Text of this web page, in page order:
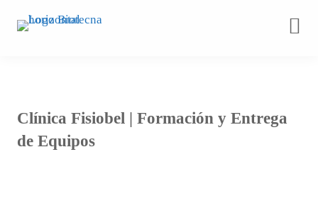
Clínica Fisiobel | Formación y Entrega
de Equipos